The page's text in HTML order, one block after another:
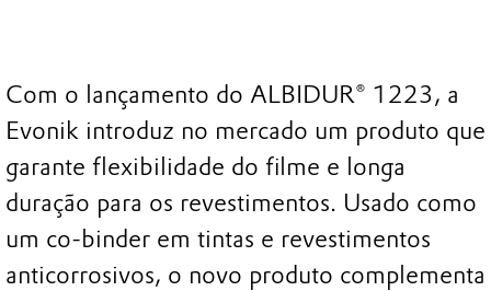
Com o lançamento do ALBIDUR® 1223, a
Evonik introduz no mercado um produto que
garante flexibilidade do filme e longa
duração para os revestimentos. Usado como
um co-binder em tintas e revestimentos
anticorrosivos, o novo produto complementa